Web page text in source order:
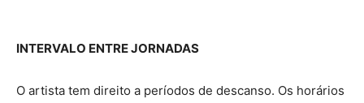
INTERVALO ENTRE JORNADAS
O artista tem direito a períodos de descanso. Os horários